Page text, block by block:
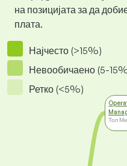
на позицијата за да
плата.
Најчесто (>15%)
Невообичаено (5-
Ретко (<5%)
Топ